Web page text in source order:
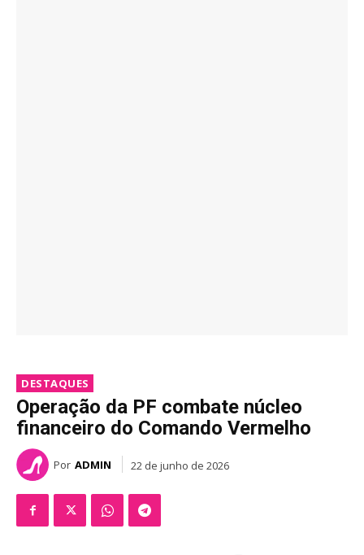
DESTAQUES
Operação da PF combate núcleo
financeiro do Comando Vermelho
Por ADMIN 22 de junho de 2026